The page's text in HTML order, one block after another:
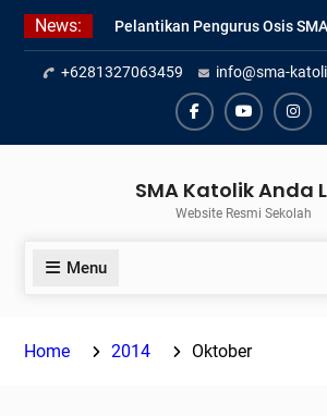
Skip
content
News:
Penilaian Sumatif Akhir Tahun
Semester Genap 2025/2026
Pengumuman Kelulusan Siswa
Kelas XII SMAK Anda Luri
Pelantikan Pengurus Osis
+6281327063459 info@sma-
FacebookYoutube
SMA Katolik Anda
Website Resmi Sekolah
Menu
Home 2014 Oktober